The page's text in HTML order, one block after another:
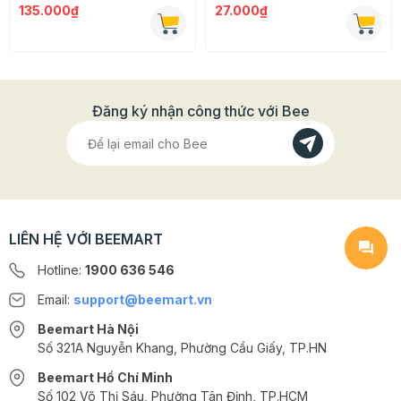
- Cách sử dụng: Bật lò nướng trước 10 đến 15 phút để
Sau đó đặt pizza vào khay nướng và nướng đến khi
phô mai nóng chảy là được
Lưu ý: Hàng đông lạnh chỉ ship ở nội thành Hà Nội và
135.000₫ 27.000₫
Đăng ký nhận công thức với Bee
LIÊN HỆ VỚI BEEMART
Hotline: 1900 636 546
Email: support@beemart.vn
Beemart Hà Nội
Số 321A Nguyễn Khang, Phường Cầu Giấy, TP.HN
Beemart Hồ Chí Minh
Số 102 Võ Thị Sáu, Phường Tân Định, TP.HCM